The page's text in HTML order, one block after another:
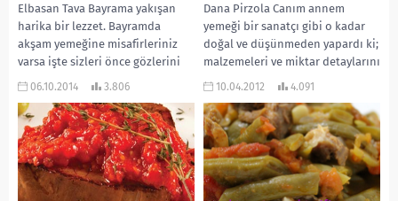
Elbasan Tava Bayrama yakışan
harika bir lezzet. Bayramda
akşam yemeğine misafirleriniz
varsa işte sizleri önce gözlerini
daha sonra da midelerini...
06.10.2014 3.806
Dana Pirzola Canım annem
yemeği bir sanatçı gibi o kadar
doğal ve düşünmeden yapardı ki;
malzemeleri ve miktar detaylarını
hiçbir...
10.04.2012 4.091